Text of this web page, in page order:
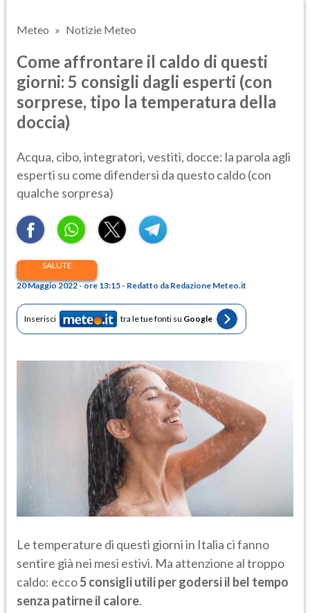
Meteo Notizie Meteo
Come affrontare il caldo di questi
giorni: 5 consigli dagli esperti (con
sorprese, tipo la temperatura della
doccia)
Acqua, cibo, integratori, vestiti, docce: la parola agli
esperti su come difendersi da questo caldo (con
qualche sorpresa)
SALUTE
20 Maggio 2022 - ore 13:15 - Redatto da Redazione Meteo.it
Inserisci tra le tue fonti su Google
Le temperature di questi giorni in Italia ci fanno
sentire già nei mesi estivi. Ma attenzione al troppo
caldo: ecco5 consigli utili per godersi il bel tempo
senza patirne il calore.